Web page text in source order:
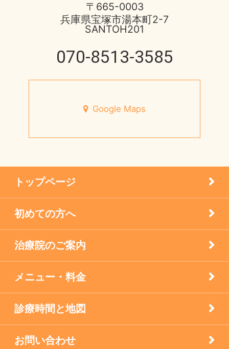
円形脱毛症
未分類
疾患
眼科の鍼灸
膝痛治療
西宮市のお店
未来の健康を支える
宝塚市 メニエール病 20代 女性
メニエル病・突発性難聴のケア
〒665-0003
兵庫県宝塚市湯本町2-7
SANTOH201
070-8513-3585
Google Maps
トップページ
初めての方へ
治療院のご案内
メニュー・料金
診療時間と地図
お問い合わせ